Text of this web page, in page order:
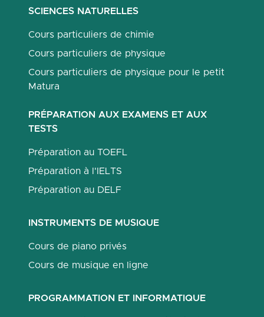
SCIENCES NATURELLES
Cours particuliers de chimie
Cours particuliers de physique
Cours particuliers de physique pour le petit
Matura
PRÉPARATION AUX EXAMENS ET AUX
TESTS
Préparation au TOEFL
Préparation à l'IELTS
Préparation au DELF
INSTRUMENTS DE MUSIQUE
Cours de piano privés
Cours de musique en ligne
PROGRAMMATION ET INFORMATIQUE